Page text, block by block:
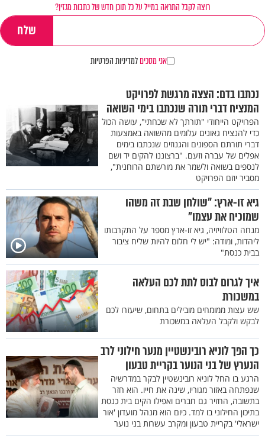
רוצה לקבל התראה במייל על כל תוכן חדש של כתבות מגזין?
אני מסכיםלמדיניות הפרטיות
נכתבו בדם: הצצה מרגשת לפרויקט
המנציח דברי תורה שנכתבו בימי השואה
הפרויקט הייחודי "תורתך לא שכחתי", עושה הכול
כדי להנציח גאונים עלומים מהשואה באמצעות
דברי תורתם הספונים והגנוזים שנכתבו בימים
אפלים של עברה וזעם. "ברצוננו להקים יד ושם
לנספים בשואה ולשמר את מורשתם הרוחנית",
מסביר יוזם הפרויקט
גיא זו-ארץ: "שולחן שבת זה משהו
שמוכיח את עצמו"
מנחה הטלוויזיה, גיא זו-ארץ מספר על התקרבותו
ליהדות, ומודה: "יש לי חלום להיות שליח ציבור
בבית כנסת"
איך לגרום לבוס לתת לכם העלאה
במשכורת
שש עצות ממומחים מובילים בתחום, שיעזרו לכם
לבקש ולקבל העלאה במשכורת
כך הפך לוניא רובינשטיין מנער חילוני לרב
הנערץ של בני הנוער בקריית טבעון
הרגע בו החל לוניא רובינשטיין לבקר במדרשיה
שנפתחה באזור מגוריו, שינה את חייו. הוא חזר
בתשובה, החזיר גם חברים ואפילו הקים בית כנסת
בתיכון החילוני בו למד. כיום הוא מנהל מועדון 'אור
ישראלי' בקריית טבעון ומקרב עשרות בני נוער